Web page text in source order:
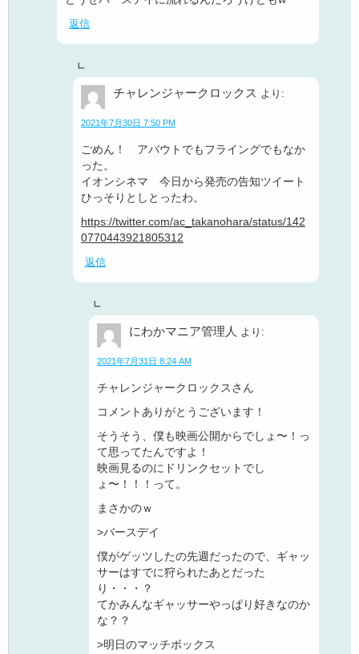
返信
チャレンジャークロックス より:
2021年7月30日 7:50 PM
ごめん！ アバウトでもフライングでもなか
った。
イオンシネマ 今日から発売の告知ツイート
ひっそりとしとったわ。
https://twitter.com/ac_takanohara/status/142
0770443921805312
返信
にわかマニア管理人 より:
2021年7月31日 8:24 AM
チャレンジャークロックスさん
コメントありがとうございます！
そうそう、僕も映画公開からでしょ〜！っ
て思ってたんですよ！
映画見るのにドリンクセットでし
ょ〜！！！って。
まさかのｗ
>バースデイ
僕がゲッツしたの先週だったので、ギャッ
サーはすでに狩られたあとだった
り・・・？
てかみんなギャッサーやっぱり好きなのか
な？？
>明日のマッチボックス